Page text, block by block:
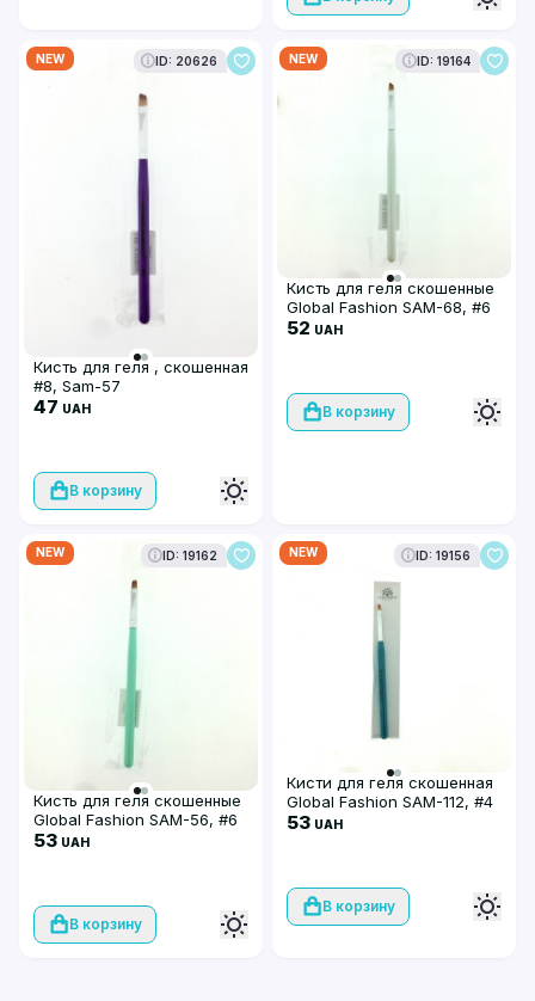
NEW ID: 20626
Кисть для геля , скошенная
#8, Sam-57
47 UAH
В корзину
NEW ID: 19164
Кисть для геля скошенные
Global Fashion SAM-68, #6
52 UAH
В корзину
NEW ID: 19162
Кисть для геля скошенные
Global Fashion SAM-56, #6
53 UAH
В корзину
NEW ID: 19156
Кисти для геля скошенная
Global Fashion SAM-112, #4
53 UAH
В корзину